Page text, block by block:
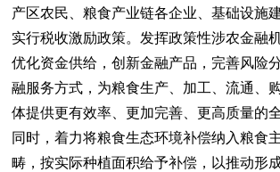
产区农民、粮食产业链各企业、基础设施
实行税收激励政策。发挥政策性涉农金融
优化资金供给，创新金融产品，完善风险
融服务方式，为粮食生产、加工、流通、
体提供更有效率、更加完善、更高质量的
同时，着力将粮食生态环境补偿纳入粮食
畴，按实际种植面积给予补偿，以推动形